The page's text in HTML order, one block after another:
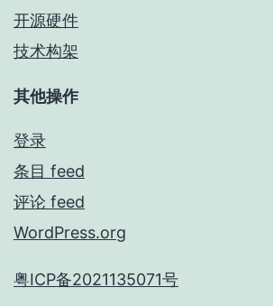
开源硬件
技术构架
其他操作
登录
条目 feed
评论 feed
WordPress.org
粤ICP备2021135071号